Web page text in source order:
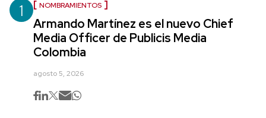
1 NOMBRAMIENTOS
Armando Martínez es el nuevo Chief
Media Officer de Publicis Media
Colombia
agosto 5, 2026